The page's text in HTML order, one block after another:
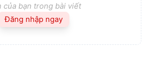
của bạn trong bài viết
Đăng nhập ngay